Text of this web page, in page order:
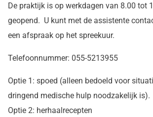
De praktijk is op werkdagen van 8.00 tot
geopend. U kunt met de assistente
een afspraak op het spreekuur.
Telefoonnummer: 055-5213955
Optie 1: spoed (alleen bedoeld voor
dringend medische hulp noodzakelijk is).
Optie 2: herhaalrecepten